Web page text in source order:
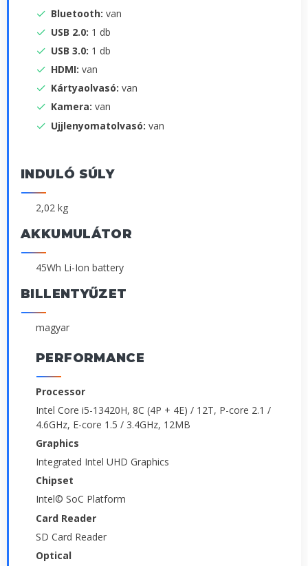
Bluetooth: van
USB 2.0: 1 db
USB 3.0: 1 db
HDMI: van
Kártyaolvasó: van
Kamera: van
Ujjlenyomatolvasó: van
INDULÓ SÚLY
2,02 kg
AKKUMULÁTOR
45Wh Li-Ion battery
BILLENTYŰZET
magyar
PERFORMANCE
Processor
Intel Core i5-13420H, 8C (4P + 4E) / 12T, P-core 2.1 /
4.6GHz, E-core 1.5 / 3.4GHz, 12MB
Graphics
Integrated Intel UHD Graphics
Chipset
Intel© SoC Platform
Card Reader
SD Card Reader
Optical